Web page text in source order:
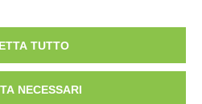
(€):TUTTO
NECESSARI